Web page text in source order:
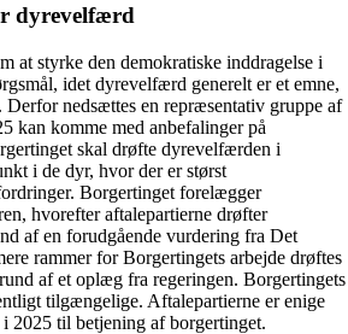
at styrke den demokratiske inddragelse i
idet dyrevelfærd generelt er et emne,
Derfor nedsættes en repræsentativ gruppe af
kan komme med anbefalinger på
skal drøfte dyrevelfærden i
i de dyr, hvor der er størst
Borgertinget forelægger
hvorefter aftalepartierne drøfter
af en forudgående vurdering fra Det
rammer for Borgertingets arbejde drøftes
af et oplæg fra regeringen. Borgertingets
tilgængelige. Aftalepartierne er enige
2025 til betjening af borgertinget.